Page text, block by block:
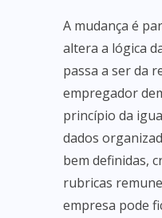
A mudança é
altera a lógica
passa a ser da
empregador
princípio da
dados
bem definidas,
rubricas
empresa pode